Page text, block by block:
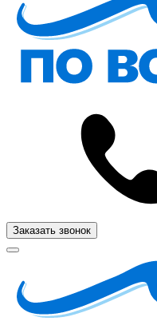
Заказать звонок